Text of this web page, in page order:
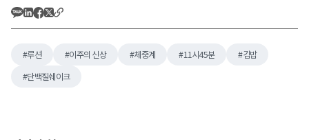
루션 이주의 신상 체중계 11시45분
김밥
단백질쉐이크